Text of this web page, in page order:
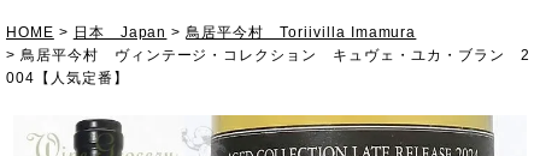
HOME 日本 Japan
鳥居平今村 Toriivilla Imamura
鳥居平今村 ヴィンテージ・コレクション キュヴェ・ユカ・ブラン 2
004【人気定番】